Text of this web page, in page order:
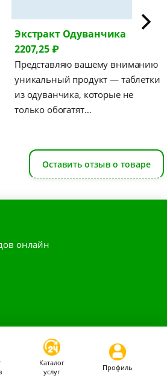
Каталог
услуг
Профиль
Одуванчика
вашему вниманию
продукт — таблетки
которые не
Оставить отзыв о товаре
онлайн